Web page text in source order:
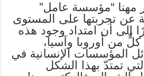
مهنا “مؤسسة عامل”
عن تجربتها على المستوى
إلى أن امتداد وجود هذه
من أوروبا وآسيا،
المؤسسات الإنسانية في
تمتدّ بهذا الشكل